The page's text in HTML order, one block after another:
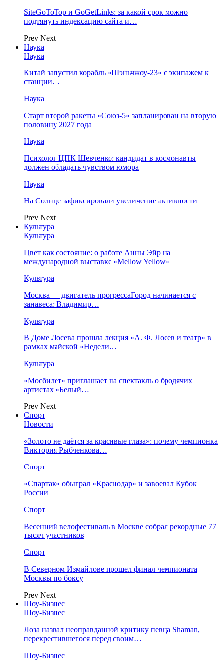
SiteGoToTop и GoGetLinks: за какой срок можно
подтянуть индексацию сайта и…
Prev Next
Наука
Наука
Китай запустил корабль «Шэньчжоу-23» с экипажем к
станции…
Наука
Старт второй ракеты «Союз-5» запланирован на вторую
половину 2027 года
Наука
Психолог ЦПК Шевченко: кандидат в космонавты
должен обладать чувством юмора
Наука
На Солнце зафиксировали увеличение активности
Prev Next
Культура
Культура
Цвет как состояние: о работе Анны Эйр на
международной выставке «Mellow Yellow»
Культура
Москва — двигатель прогрессаГород начинается с
занавеса: Владимир…
Культура
В Доме Лосева прошла лекция «А. Ф. Лосев и театр» в
рамках майской «Недели…
Культура
«Мосбилет» приглашает на спектакль о бродячих
артистах «Белый…
Prev Next
Спорт
Новости
«Золото не даётся за красивые глаза»: почему чемпионка
Виктория Рыбченкова…
Спорт
«Спартак» обыграл «Краснодар» и завоевал Кубок
России
Спорт
Весенний велофестиваль в Москве собрал рекордные 77
тысяч участников
Спорт
В Северном Измайлове прошел финал чемпионата
Москвы по боксу
Prev Next
Шоу-Бизнес
Шоу-Бизнес
Лоза назвал неоправданной критику певца Shaman,
перекрестившегося перед своим…
Шоу-Бизнес